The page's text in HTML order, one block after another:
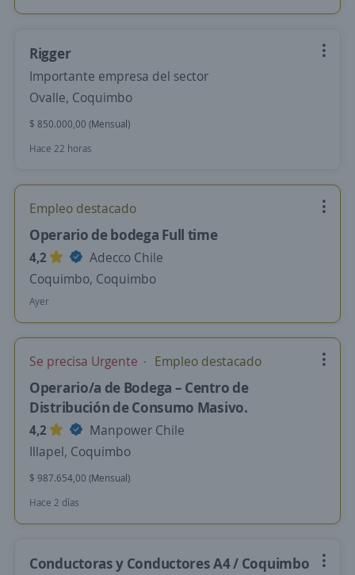
Rigger
Importante empresa del sector
Ovalle, Coquimbo
$ 850.000,00 (Mensual)
Hace 22 horas
Empleo destacado
Operario de bodega Full time
4,2
Adecco Chile
Coquimbo, Coquimbo
Ayer
Se precisa Urgente Empleo destacado
Operario/a de Bodega – Centro de
Distribución de Consumo Masivo.
4,2
Manpower Chile
Illapel, Coquimbo
$ 987.654,00 (Mensual)
Hace 2 días
Conductoras y Conductores A4 / Coquimbo